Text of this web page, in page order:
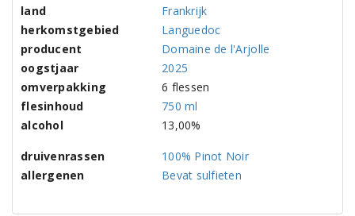
land
Frankrijk
herkomstgebied
Languedoc
producent
Domaine de l'Arjolle
oogstjaar
2025
omverpakking
6 flessen
flesinhoud
750 ml
alcohol
13,00%
druivenrassen
100% Pinot Noir
allergenen
Bevat sulfieten